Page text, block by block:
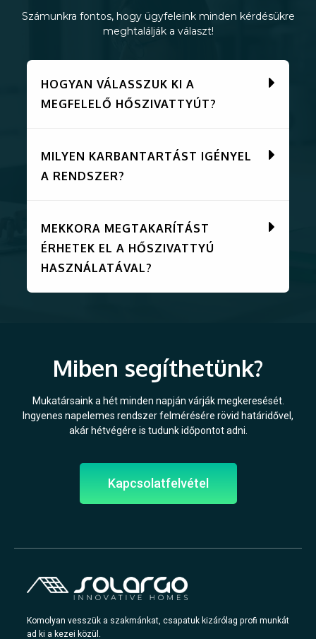
Számunkra fontos, hogy ügyfeleink minden kérdésükre
meghtalálják a választ!
HOGYAN VÁLASSZUK KI A
MEGFELELŐ HŐSZIVATTYÚT?
MILYEN KARBANTARTÁST IGÉNYEL
A RENDSZER?
MEKKORA MEGTAKARÍTÁST
ÉRHETEK EL A HŐSZIVATTYÚ
HASZNÁLATÁVAL?
Miben segíthetünk?
Mukatársaink a hét minden napján várják megkeresését.
Ingyenes napelemes rendszer felmérésére rövid határidővel,
akár hétvégére is tudunk időpontot adni.
Kapcsolatfelvétel
Komolyan vesszük a szakmánkat, csapatuk kizárólag profi munkát
ad ki a kezei közül.